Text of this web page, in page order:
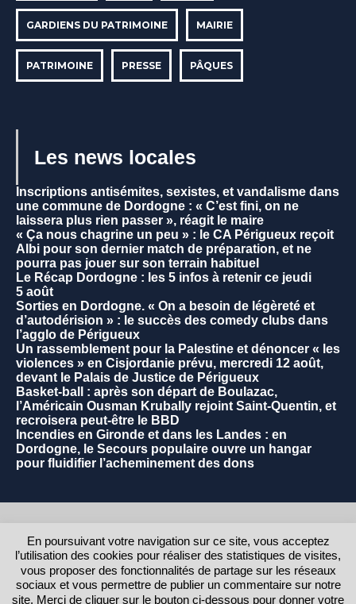
GARDIENS DU PATRIMOINE MAIRIE
PATRIMOINE PRESSE PÂQUES
Les news locales
Inscriptions antisémites, sexistes, et vandalisme dans
une commune de Dordogne : « C’est fini, on ne
laissera plus rien passer », réagit le maire
« Ça nous chagrine un peu » : le CA Périgueux reçoit
Albi pour son dernier match de préparation, et ne
pourra pas jouer sur son terrain habituel
Le Récap Dordogne : les 5 infos à retenir ce jeudi
5 août
Sorties en Dordogne. « On a besoin de légèreté et
d’autodérision » : le succès des comedy clubs dans
l’agglo de Périgueux
Un rassemblement pour la Palestine et dénoncer « les
violences » en Cisjordanie prévu, mercredi 12 août,
devant le Palais de Justice de Périgueux
Basket-ball : après son départ de Boulazac,
l’Américain Ousman Krubally rejoint Saint-Quentin, et
recroisera peut-être le BBD
Incendies en Gironde et dans les Landes : en
Dordogne, le Secours populaire ouvre un hangar
pour fluidifier l’acheminement des dons
RETOUR AU HAUT DE LA PAGE
Contact
En poursuivant votre navigation sur ce site, vous acceptez
l’utilisation des cookies pour réaliser des statistiques de visites,
vous proposer des fonctionnalités de partage sur les réseaux
sociaux et vous permettre de publier un commentaire sur notre
site. Merci de cliquer sur le bouton ci-dessous pour donner votre